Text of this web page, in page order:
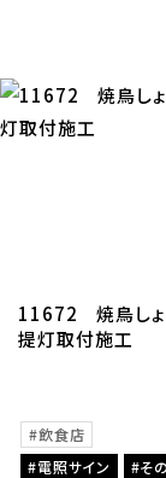
11672 焼鳥しょ
提灯取付施工
飲食店
電照サイン
そ